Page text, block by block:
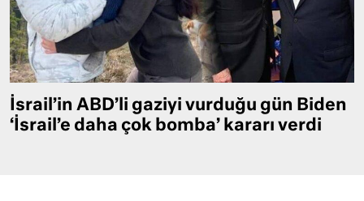
İsrail’in ABD’li gaziyi vurduğu gün Biden
‘İsrail’e daha çok bomba’ kararı verdi